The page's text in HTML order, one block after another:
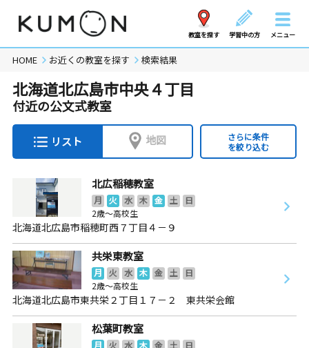
教室を探す 学習中の方 メニュー
HOME お近くの教室を探す 検索結果
北海道北広島市中央４丁目
付近の公文式教室
リスト 地図
さらに条件
を絞り込む
北広稲穂教室
月 火 水 木 金 土
日
2歳～高校生
北海道北広島市稲穂町西７丁目４－９
共栄東教室
月 火 水 木 金 土
日
2歳～高校生
北海道北広島市東共栄２丁目１７－２ 東共栄会館
松葉町教室
月 火 水 木 金 土
日